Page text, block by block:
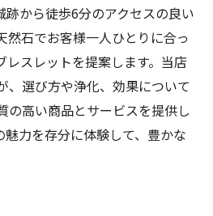
跡から徒歩6分のアクセスの良い
然石でお客様一人ひとりに合っ
レスレットを提案します。当店
、選び方や浄化、効果について
の高い商品とサービスを提供し
魅力を存分に体験して、豊かな